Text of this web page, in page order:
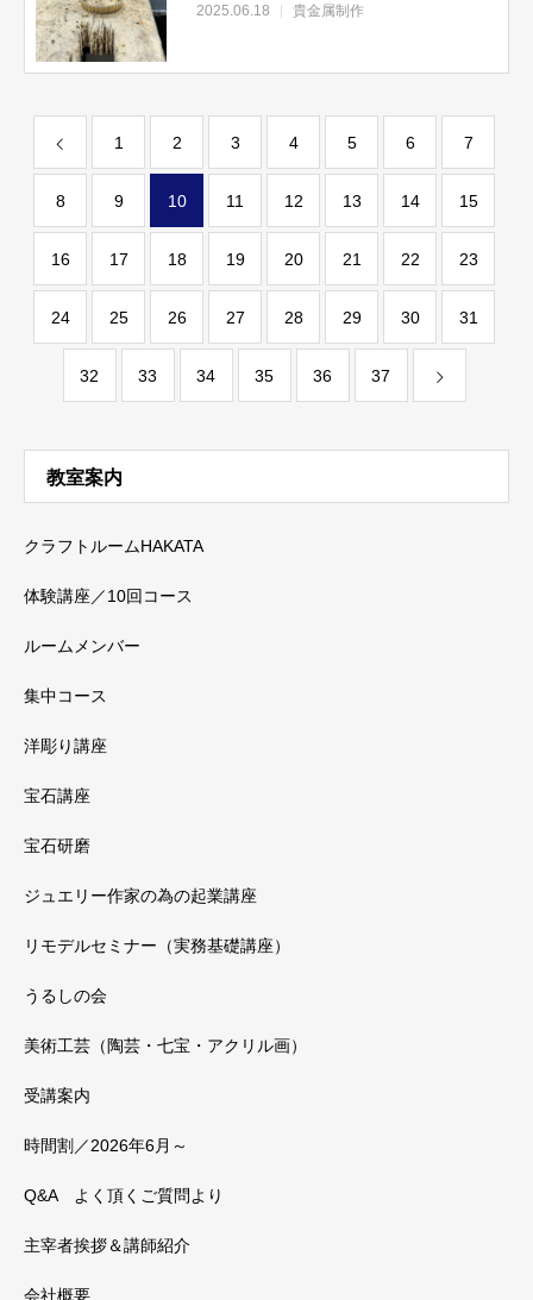
2025.06.18
貴金属制作
1 2 3 4 5 6 7
8 9 10 11 12 13 14 15
16 17 18 19 20 21 22 23
24 25 26 27 28 29 30 31
32 33 34 35 36 37
教室案内
クラフトルームHAKATA
体験講座／10回コース
ルームメンバー
集中コース
洋彫り講座
宝石講座
宝石研磨
ジュエリー作家の為の起業講座
リモデルセミナー（実務基礎講座）
うるしの会
美術工芸（陶芸・七宝・アクリル画）
受講案内
時間割／2026年6月～
Q&A よく頂くご質問より
主宰者挨拶＆講師紹介
会社概要